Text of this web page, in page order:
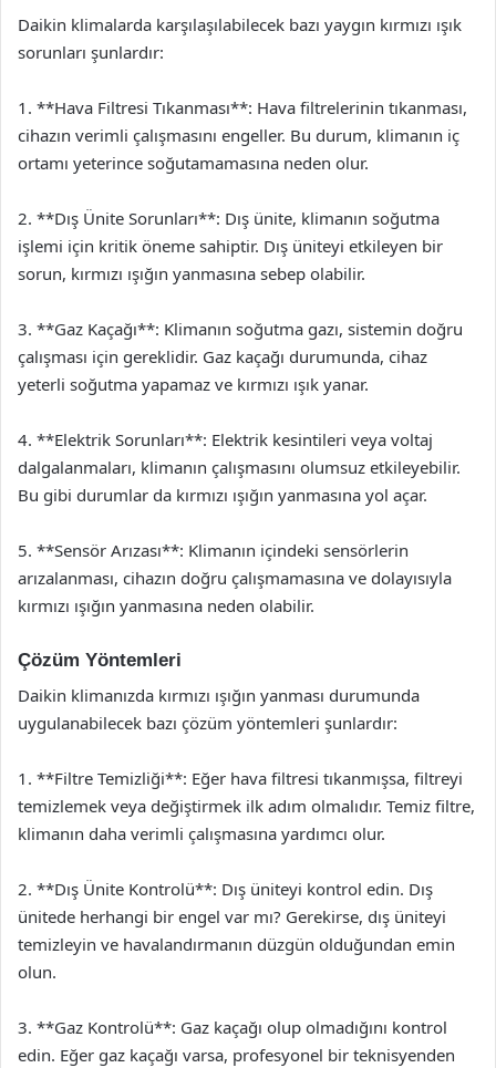
Daikin klimalarda karşılaşılabilecek bazı yaygın kırmızı ışık
sorunları şunlardır:
1. **Hava Filtresi Tıkanması**: Hava filtrelerinin tıkanması,
cihazın verimli çalışmasını engeller. Bu durum, klimanın iç
ortamı yeterince soğutamamasına neden olur.
2. **Dış Ünite Sorunları**: Dış ünite, klimanın soğutma
işlemi için kritik öneme sahiptir. Dış üniteyi etkileyen bir
sorun, kırmızı ışığın yanmasına sebep olabilir.
3. **Gaz Kaçağı**: Klimanın soğutma gazı, sistemin doğru
çalışması için gereklidir. Gaz kaçağı durumunda, cihaz
yeterli soğutma yapamaz ve kırmızı ışık yanar.
4. **Elektrik Sorunları**: Elektrik kesintileri veya voltaj
dalgalanmaları, klimanın çalışmasını olumsuz etkileyebilir.
Bu gibi durumlar da kırmızı ışığın yanmasına yol açar.
5. **Sensör Arızası**: Klimanın içindeki sensörlerin
arızalanması, cihazın doğru çalışmamasına ve dolayısıyla
kırmızı ışığın yanmasına neden olabilir.
Çözüm Yöntemleri
Daikin klimanızda kırmızı ışığın yanması durumunda
uygulanabilecek bazı çözüm yöntemleri şunlardır:
1. **Filtre Temizliği**: Eğer hava filtresi tıkanmışsa, filtreyi
temizlemek veya değiştirmek ilk adım olmalıdır. Temiz filtre,
klimanın daha verimli çalışmasına yardımcı olur.
2. **Dış Ünite Kontrolü**: Dış üniteyi kontrol edin. Dış
ünitede herhangi bir engel var mı? Gerekirse, dış üniteyi
temizleyin ve havalandırmanın düzgün olduğundan emin
olun.
3. **Gaz Kontrolü**: Gaz kaçağı olup olmadığını kontrol
edin. Eğer gaz kaçağı varsa, profesyonel bir teknisyenden